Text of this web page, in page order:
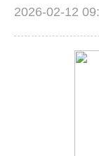
2026-02-12